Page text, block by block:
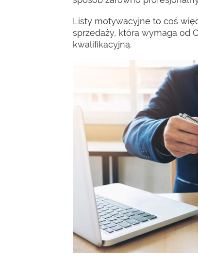
Listy motywacyjne to coś
sprzedaży, która wymaga od
kwalifikacyjną.